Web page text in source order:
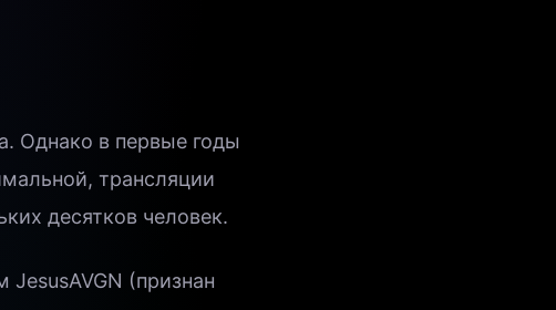
Однако в первые годы
трансляции
десятков человек.
(признан